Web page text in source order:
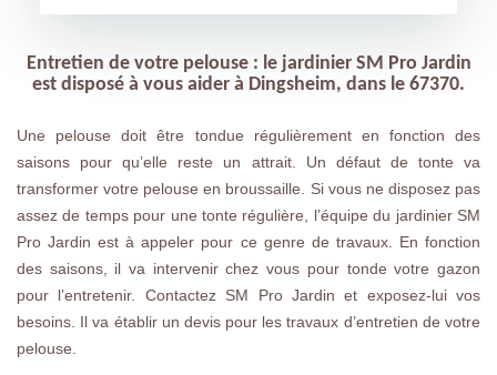
Entretien de votre pelouse : le jardinier SM Pro Jardin
est disposé à vous aider à Dingsheim, dans le 67370.
Une pelouse doit être tondue régulièrement en fonction des
saisons pour qu’elle reste un attrait. Un défaut de tonte va
transformer votre pelouse en broussaille. Si vous ne disposez pas
assez de temps pour une tonte régulière, l’équipe du jardinier SM
Pro Jardin est à appeler pour ce genre de travaux. En fonction
des saisons, il va intervenir chez vous pour tonde votre gazon
pour l’entretenir. Contactez SM Pro Jardin et exposez-lui vos
besoins. Il va établir un devis pour les travaux d’entretien de votre
pelouse.